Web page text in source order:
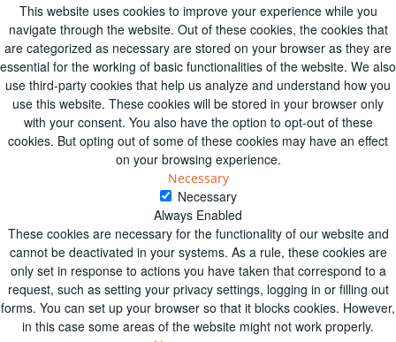
This website uses cookies to improve your experience while you
navigate through the website. Out of these cookies, the cookies that
are categorized as necessary are stored on your browser as they are
essential for the working of basic functionalities of the website. We also
use third-party cookies that help us analyze and understand how you
use this website. These cookies will be stored in your browser only
with your consent. You also have the option to opt-out of these
cookies. But opting out of some of these cookies may have an effect
on your browsing experience.
Necessary
Necessary
Always Enabled
These cookies are necessary for the functionality of our website and
cannot be deactivated in your systems. As a rule, these cookies are
only set in response to actions you have taken that correspond to a
request, such as setting your privacy settings, logging in or filling out
forms. You can set up your browser so that it blocks cookies. However,
in this case some areas of the website might not work properly.